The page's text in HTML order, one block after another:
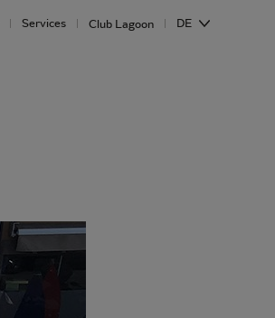
Services Club Lagoon DE